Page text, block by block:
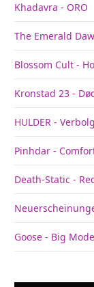
Khadavra - ORO
The Emerald
Blossom Cult -
Kronstad 23 -
HULDER -
Pinhdar -
Death-Static -
Goose - Big